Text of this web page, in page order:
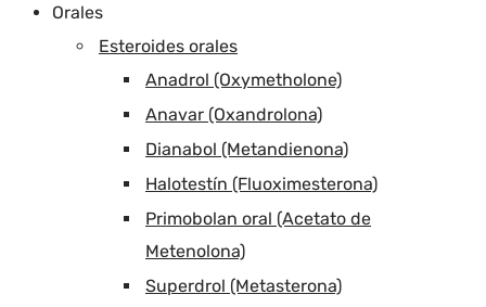
Orales
Esteroides orales
Anadrol (Oxymetholone)
Anavar (Oxandrolona)
Dianabol (Metandienona)
Halotestín (Fluoximesterona)
Primobolan oral (Acetato de
Metenolona)
Superdrol (Metasterona)